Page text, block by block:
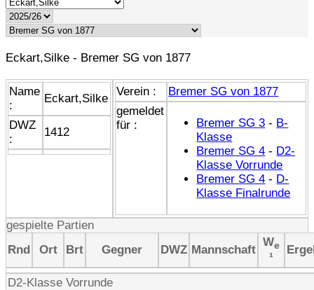
Eckart,Silke - Bremer SG von 1877
Name
:
Eckart,Silke
DWZ
:
1412
Verein :
Bremer SG von 1877
gemeldet
für :
Bremer SG 3 - B-
Klasse
Bremer SG 4 - D2-
Klasse Vorrunde
Bremer SG 4 - D-
Klasse Finalrunde
gespielte Partien
Rnd
Ort Brt Gegner DWZ Mannschaft
We
¹
D2-Klasse Vorrunde